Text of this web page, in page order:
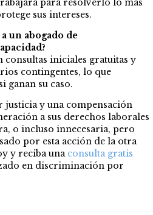
para resolverlo lo más
sus intereses.
un abogado de
consultas iniciales gratuitas y
contingentes, lo que
ganan su caso.
justicia y una compensación
a sus derechos laborales
o incluso innecesaria, pero
por esta acción de la otra
y reciba una consulta gratis
en discriminación por